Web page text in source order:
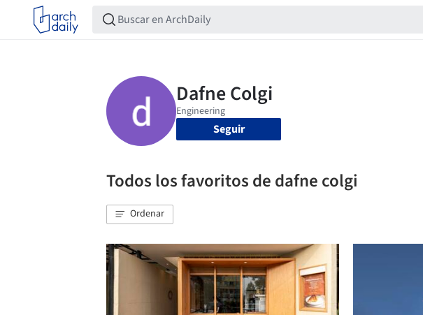
Seguir
Todos los favoritos de dafne colgi
Ordenar